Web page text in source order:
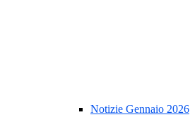
Notizie Gennaio 2026